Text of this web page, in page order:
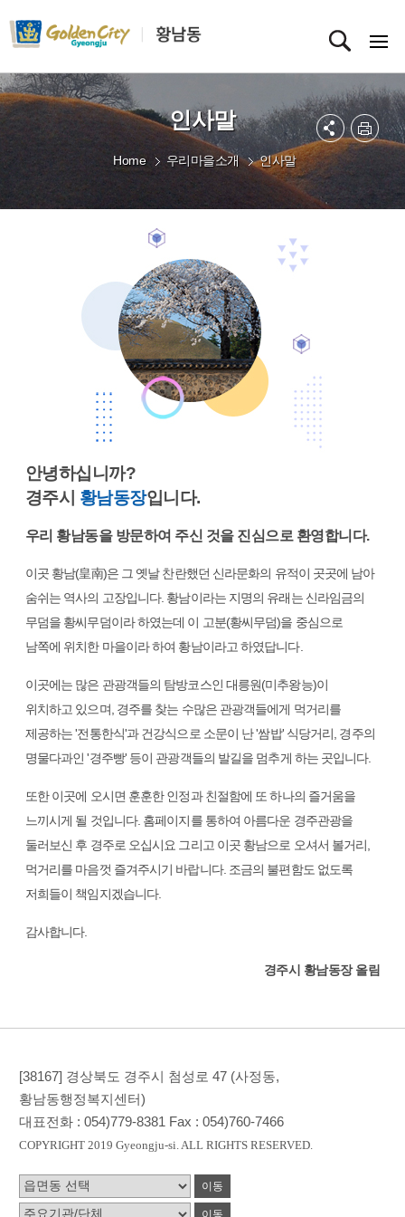
인사말
Home 우리마을소개 인사말
안녕하십니까?
경주시 황남동장입니다.
우리 황남동을 방문하여 주신 것을 진심으로 환영합니다.
이곳 황남(皇南)은 그 옛날 찬란했던 신라문화의 유적이 곳곳에 남아
숨쉬는 역사의 고장입니다. 황남이라는 지명의 유래는 신라임금의
무덤을 황씨무덤이라 하였는데 이 고분(황씨무덤)을 중심으로
남쪽에 위치한 마을이라 하여 황남이라고 하였답니다.
이곳에는 많은 관광객들의 탐방코스인 대릉원(미추왕능)이
위치하고 있으며, 경주를 찾는 수많은 관광객들에게 먹거리를
제공하는 '전통한식'과 건강식으로 소문이 난 '쌈밥' 식당거리, 경주의
명물다과인 '경주빵' 등이 관광객들의 발길을 멈추게 하는 곳입니다.
또한 이곳에 오시면 훈훈한 인정과 친절함에 또 하나의 즐거움을
느끼시게 될 것입니다. 홈페이지를 통하여 아름다운 경주관광을
둘러보신 후 경주로 오십시요 그리고 이곳 황남으로 오셔서 볼거리,
먹거리를 마음껏 즐겨주시기 바랍니다. 조금의 불편함도 없도록
저희들이 책임지겠습니다.
감사합니다.
경주시 황남동장 올림
[38167] 경상북도 경주시 첨성로 47 (사정동,
황남동행정복지센터)
대표전화 :054)779-8381 Fax :054)760-7466
COPYRIGHT 2019 Gyeongju-si. ALL RIGHTS RESERVED.